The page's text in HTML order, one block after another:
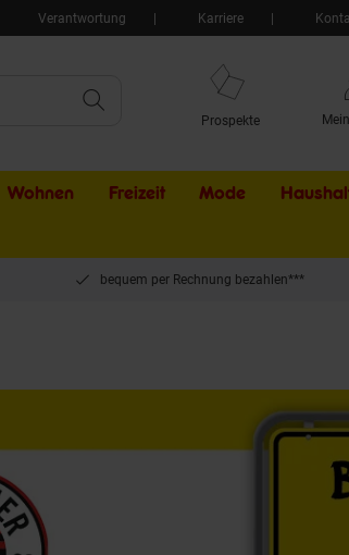
Verantwortung Karriere
Prospekte
Wohnen Freizeit Mode
bequem per Rechnung bezahlen***